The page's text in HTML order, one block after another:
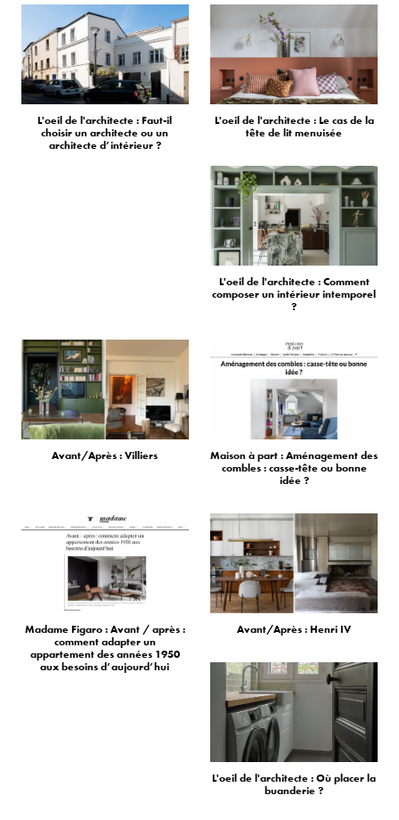
L'oeil de l'architecte : Faut-il
choisir un architecte ou un
architecte d’intérieur ?
L'oeil de l'architecte : Le cas de la
tête de lit menuisée
L'oeil de l'architecte : Comment
composer un intérieur intemporel
?
Avant/Après : Villiers
Maison à part : Aménagement des
combles : casse-tête ou bonne
idée ?
Madame Figaro : Avant / après :
comment adapter un
appartement des années 1950
aux besoins d’aujourd’hui
Avant/Après : Henri IV
L'oeil de l'architecte : Où placer la
buanderie ?